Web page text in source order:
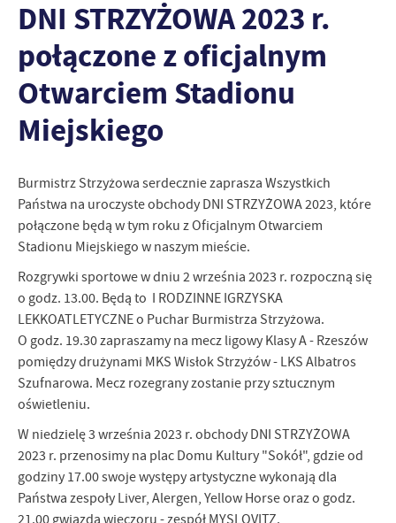
DNI STRZYŻOWA 2023 r.
połączone z oficjalnym
Otwarciem Stadionu
Miejskiego
Burmistrz Strzyżowa serdecznie zaprasza Wszystkich
Państwa na uroczyste obchody DNI STRZYŻOWA 2023, które
połączone będą w tym roku z Oficjalnym Otwarciem
Stadionu Miejskiego w naszym mieście.
Rozgrywki sportowe w dniu 2 września 2023 r. rozpoczną się
o godz. 13.00. Będą to I RODZINNE IGRZYSKA
LEKKOATLETYCZNE o Puchar Burmistrza Strzyżowa.
O godz. 19.30 zapraszamy na mecz ligowy Klasy A - Rzeszów
pomiędzy drużynami MKS Wisłok Strzyżów - LKS Albatros
Szufnarowa. Mecz rozegrany zostanie przy sztucznym
oświetleniu.
W niedzielę 3 września 2023 r. obchody DNI STRZYŻOWA
2023 r. przenosimy na plac Domu Kultury "Sokół", gdzie od
godziny 17.00 swoje występy artystyczne wykonają dla
Państwa zespoły Liver, Alergen, Yellow Horse oraz o godz.
21.00 gwiazda wieczoru - zespół MYSLOVITZ.
personalizację określonych funkcjonalności czy prezentowanych
treści.
Dzięki tym plikom cookies możemy zapewnić Ci większy komfort
korzystania z funkcjonalności naszej strony poprzez dopasowanie
jej do Twoich indywidualnych preferencji. Wyrażenie zgody na
dostępność większej ilości funkcji na stronie.
Więcej
Analityczne
Analityczne pliki cookies pomagają nam rozwijać się i
Cookies analityczne pozwalają na uzyskanie informacji w zakresie
wykorzystywania witryny internetowej, miejsca oraz częstotliwości,
z jaką odwiedzane są nasze serwisy www. Dane pozwalają nam na
ocenę naszych serwisów internetowych pod względem ich
przetwarzane w formie zanonimizowanej. Wyrażenie zgody na
analityczne pliki cookies gwarantuje dostępność wszystkich
funkcjonalności.
Więcej
Reklamowe
Dzięki reklamowym plikom cookies prezentujemy Ci najciekawsze
informacje i aktualności na stronach naszych partnerów.
Promocyjne pliki cookies służą do prezentowania Ci naszych
komunikatów na podstawie analizy Twoich upodobań oraz Twoich
zwyczajów dotyczących przeglądanej witryny internetowej. Treści
promocyjne mogą pojawić się na stronach podmiotów trzecich lub
firm będących naszymi partnerami oraz innych dostawców usług.
Firmy te działają w charakterze pośredników prezentujących nasze
treści w postaci wiadomości, ofert, komunikatów mediów
społecznościowych.
Więcej